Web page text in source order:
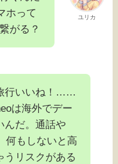
ユリカ
ホって
がる？
行いいね！……
は海外でデー
んだ。通話や
何もしないと高
うリスクがある